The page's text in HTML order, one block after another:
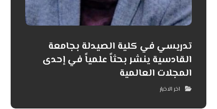
تدريسي في كلية الصيدلة بجامعة
القادسية ينشر بحثاً علمياً في إحدى
المجلات العالمية
اخر الاخبار